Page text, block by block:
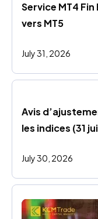
Service MT4
vers MT5
July 31, 2026
Avis
les indices (31
July 30, 2026